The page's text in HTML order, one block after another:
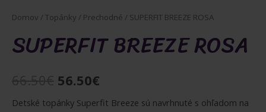
Domov / Topánky / Prechodné / SUPERFIT BREEZE ROSA
SUPERFIT BREEZE ROSA
Pôvodná
cena
56.50€
cena
Detské topánky Superfit Breeze sú navrhnuté s ohľadom na